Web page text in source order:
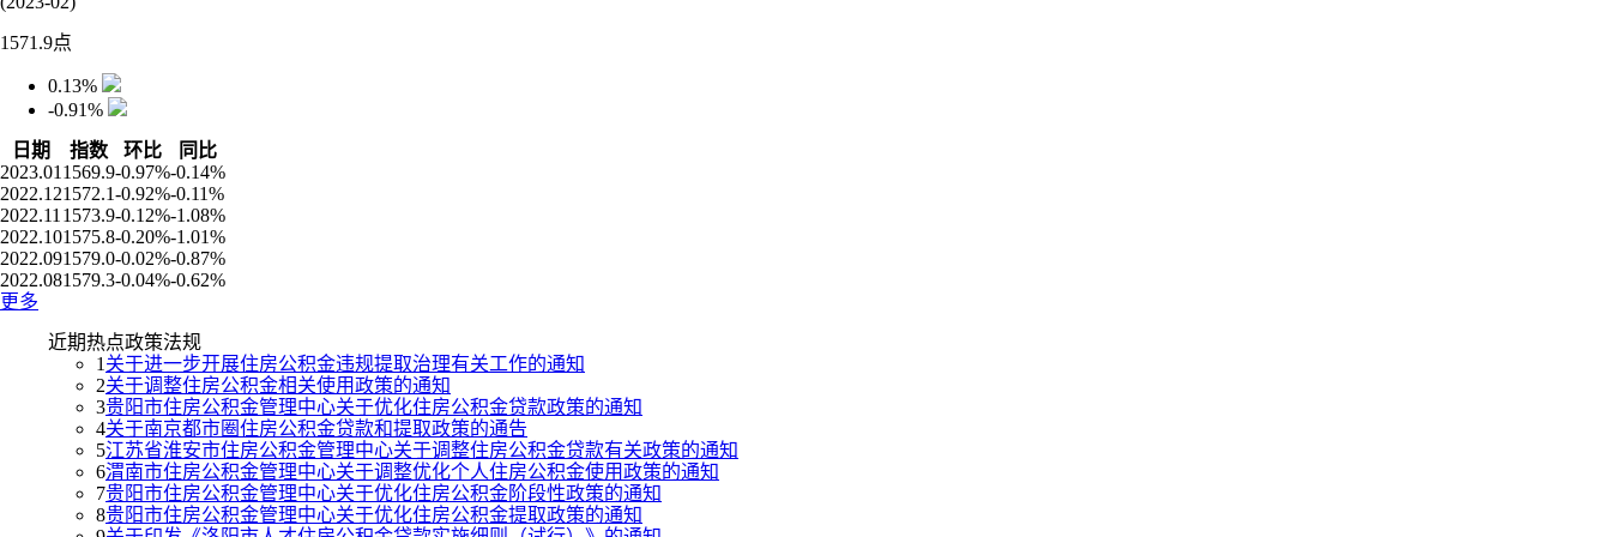
1571.9点
0.13%
-0.91%
日期
指数 环比
同比
2023.01 1569.9-0.97%-0.14%
2022.121572.1-0.92%-0.11%
2022.11 1573.9-0.12%-1.08%
2022.101575.8-0.20%-1.01%
2022.091579.0-0.02%-0.87%
2022.081579.3-0.04%-0.62%
更多
近期热点政策法规
1 关于进一步开展住房公积金违规提取治理有关工作的通知
2关于调整住房公积金相关使用政策的通知
3贵阳市住房公积金管理中心关于优化住房公积金贷款政策的通知
4关于南京都市圈住房公积金贷款和提取政策的通告
5江苏省淮安市住房公积金管理中心关于调整住房公积金贷款有关政策的通知
6渭南市住房公积金管理中心关于调整优化个人住房公积金使用政策的通知
7贵阳市住房公积金管理中心关于优化住房公积金阶段性政策的通知
8贵阳市住房公积金管理中心关于优化住房公积金提取政策的通知